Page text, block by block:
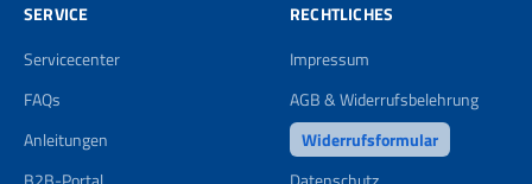
SERVICE
Servicecenter
FAQs
Anleitungen
RECHTLICHES
Impressum
AGB & Widerrufsbelehrung
Widerrufsformular